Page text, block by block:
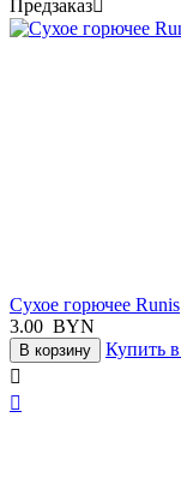
Предзаказ
Сухое горючее Runis
3.00 BYN
В корзину
Купить

